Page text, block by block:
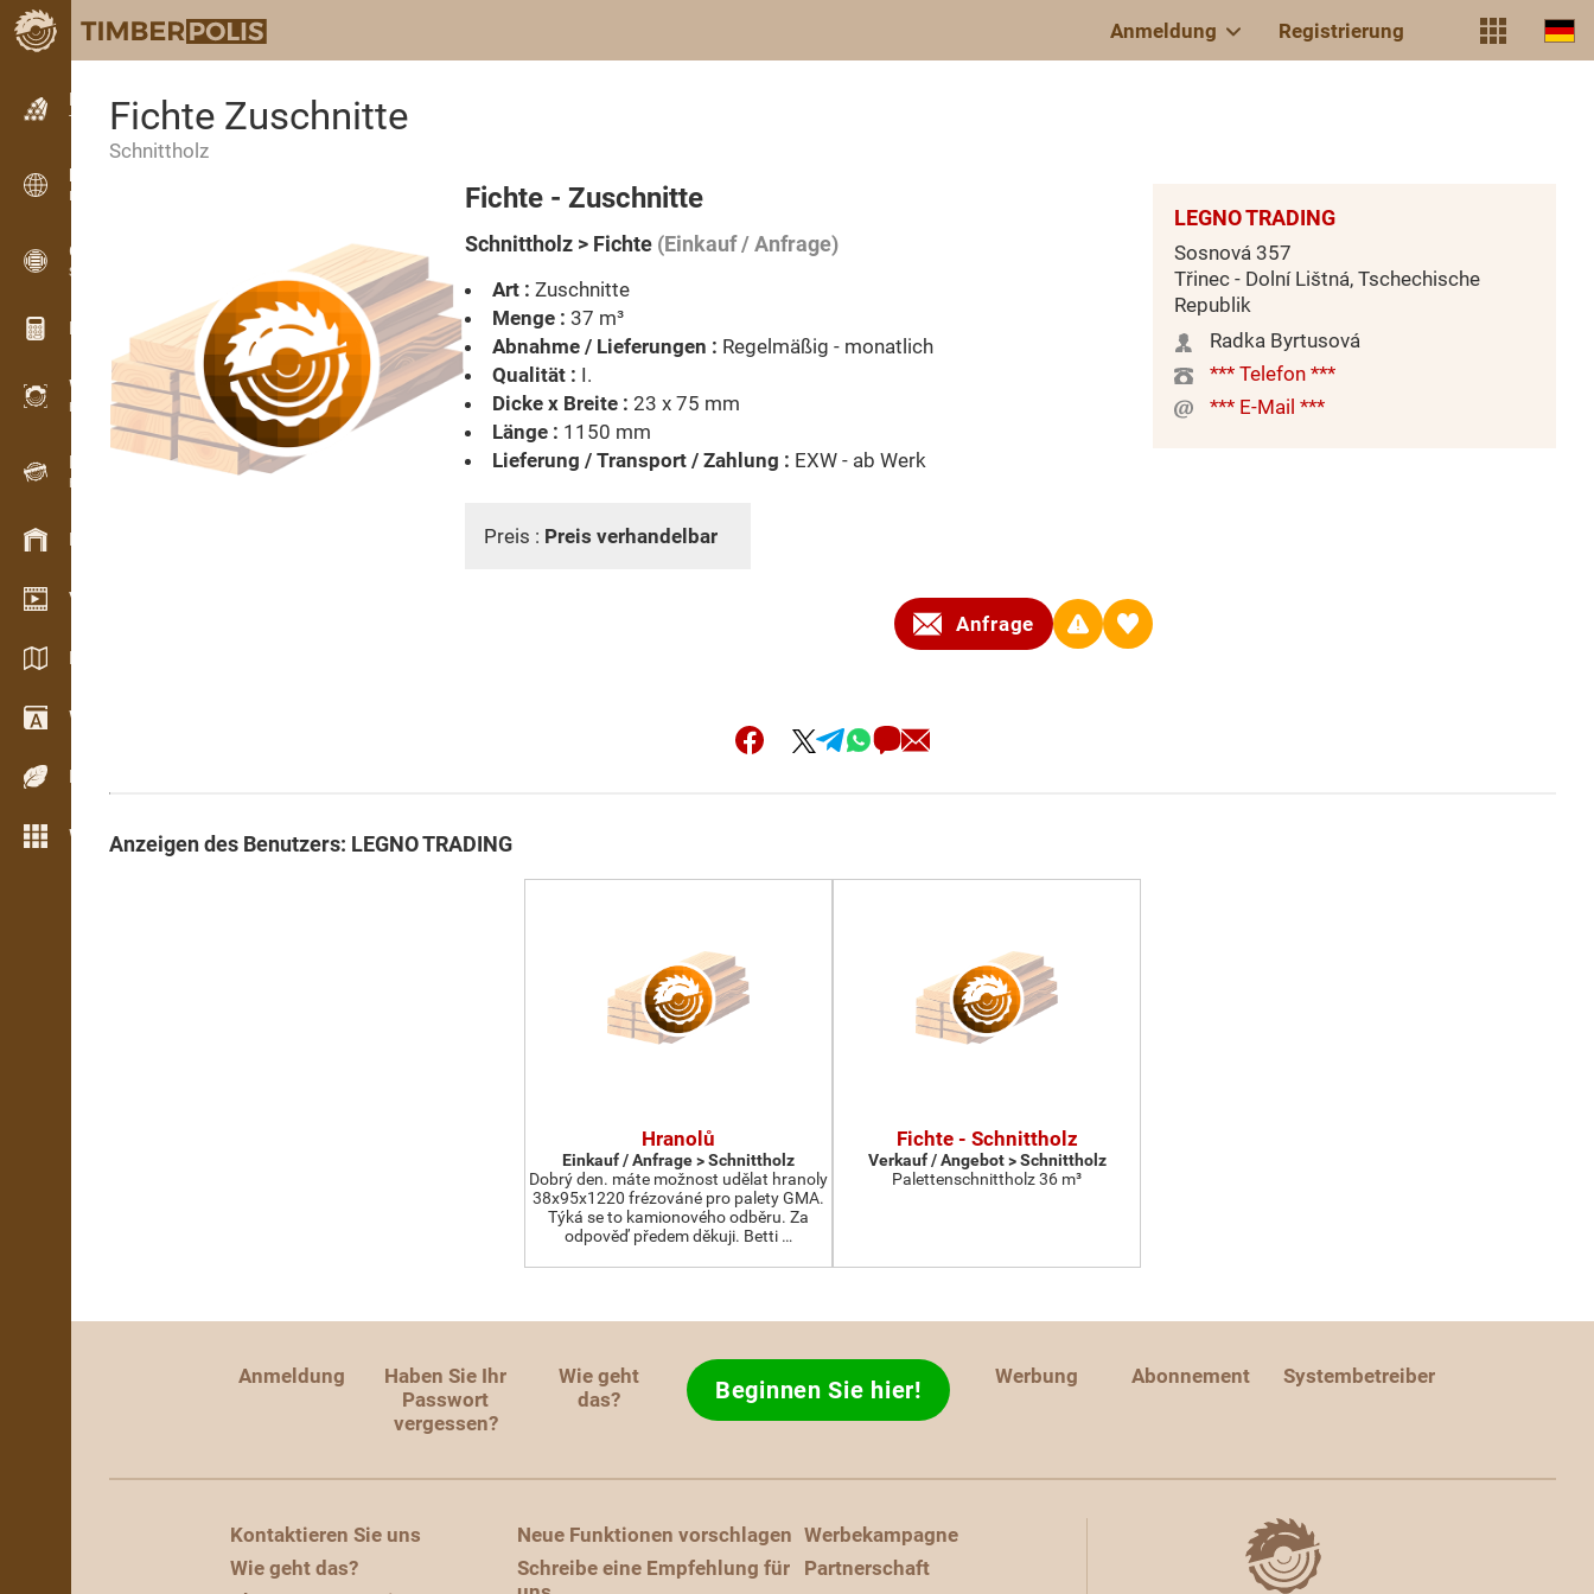
Anmeldung Registrierung
Kleinanzeigen
Textanzeigen
Kleinanzeigen
Internationale Anzeigen
OPTI-TIMB
Schnittbilder
Holz-Rechner
WoodProfi
Holzvolumen mit KI
Registriergerät
Holzbestandsaufnahme im Gelände
Bestandsmanagement
Video Showroom
Kataloge / Broschüren
Wörterbuch
Holzarten
Weitere Funktionen
Fichte Zuschnitte
Schnittholz
Fichte - Zuschnitte
Schnittholz > Fichte (Einkauf / Anfrage)
Art : Zuschnitte
Menge : 37 m³
Abnahme / Lieferungen : Regelmäßig - monatlich
Qualität : I.
Dicke x Breite : 23 x 75 mm
Länge : 1150 mm
Lieferung / Transport / Zahlung : EXW - ab Werk
Preis : Preis verhandelbar
Anfrage
LEGNO TRADING
Sosnová 357
Třinec - Dolní Lištná, Tschechische
Republik
Radka Byrtusová
*** Telefon ***
*** E-Mail ***
Anzeigen des Benutzers: LEGNO TRADING
Hranolů
Einkauf / Anfrage > Schnittholz
Dobrý den. máte možnost udělat hranoly
38x95x1220 frézováné pro palety GMA.
Týká se to kamionového odběru. Za
odpověď předem děkuji. Betti …
Fichte - Schnittholz
Verkauf / Angebot > Schnittholz
Palettenschnittholz 36 m³
Anmeldung
Haben Sie Ihr
Passwort
vergessen?
Wie geht
das?
Beginnen Sie hier! Werbung Abonnement Systembetreiber
Kontaktieren Sie uns
Wie geht das?
Neue Funktionen vorschlagen
Schreibe eine Empfehlung für
Werbekampagne
Partnerschaft